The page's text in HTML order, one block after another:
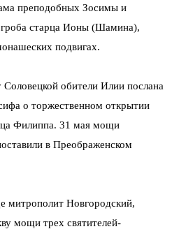
преподобных Зосимы и
гроба старца Ионы (Шамина),
подвигах.
обители Илии послана
о торжественном открытии
Филиппа. 31 мая мощи
в Преображенском
митрополит Новгородский,
мощи трех святителей-